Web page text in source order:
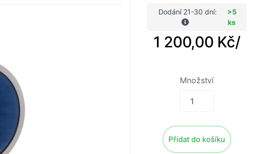
Dodání 21-30 dní:
>5
ks
1 200,00 Kč/
Množství
Přidat do košíku